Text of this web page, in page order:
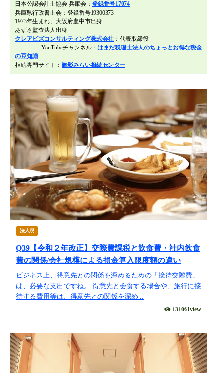
留意事項
当税理士法人のサービス
資金調達支援
融資による資金調達について
金融機関の融資のポイント
金融機関から調達するメリットとデメリット
VCによる資金調達
料金案内
通常料金
創業3年目までの特別料金
他の税理士事務所からの切り替えの場合
ベンチャー企業応援パック
個人事業主のお客様
事務所案内
神戸オフィス
大阪オフィス
事務所概要
日本公認会計士協会 兵庫会： 登録番号17074
兵庫県行政書士会：登録番号19300373
1973年生まれ、大阪府豊中市出身
あずさ監査法人出身
クレアビズコンサルティング株式会社 ：代表取締役
YouTubeチャンネル： はまだ税理士法人のちょっとお得な税金
の豆知識
相続専門サイト： 御影みらい相続センター
法人税
Q39【令和２年改正】交際費課税と飲食費・社内飲食
費の関係/会社規模による損金算入限度額の違い
ビジネス上、得意先との関係を深めるための「接待交際費」
は、必要な支出ですね。 得意先と会食する場合や、旅行に接
待する費用等は、得意先との関係を深め...
131061view